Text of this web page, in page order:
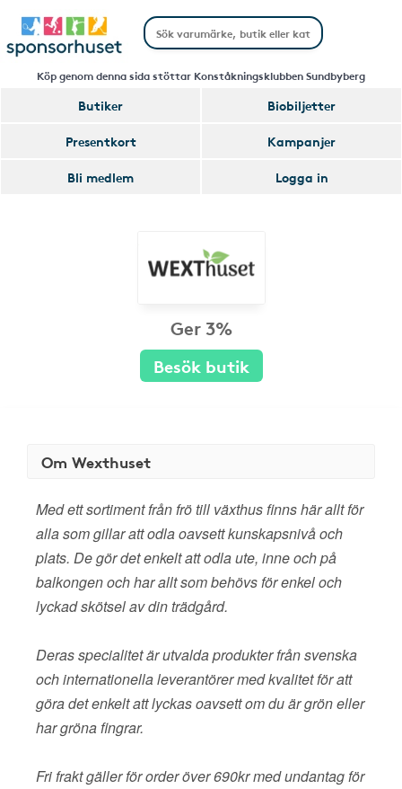
Köp genom denna sida stöttar Konståkningsklubben Sundbyberg
Butiker
Biobiljetter
Presentkort
Kampanjer
Bli medlem
Logga in
Ger 3%
Besök butik
Om Wexthuset
Med ett sortiment från frö till växthus finns här allt för
alla som gillar att odla oavsett kunskapsnivå och
plats. De gör det enkelt att odla ute, inne och på
balkongen och har allt som behövs för enkel och
lyckad skötsel av din trädgård.
Deras specialitet är utvalda produkter från svenska
och internationella leverantörer med kvalitet för att
göra det enkelt att lyckas oavsett om du är grön eller
har gröna fingrar.
Fri frakt gäller för order över 690kr med undantag för